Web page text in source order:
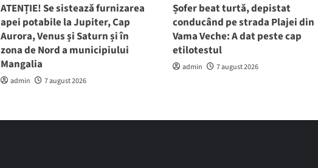
ATENȚIE! Se sistează furnizarea
apei potabile la Jupiter, Cap
Aurora, Venus și Saturn și în
zona de Nord a municipiului
Mangalia
admin 7 august 2026
Șofer beat turtă, depistat
conducând pe strada Plajei din
Vama Veche: A dat peste cap
etilotestul
admin 7 august 2026